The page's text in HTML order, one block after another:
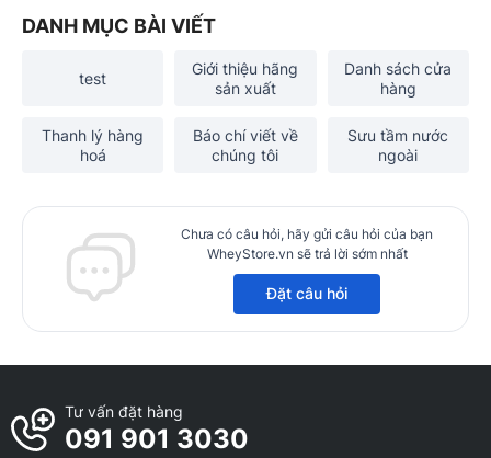
DANH MỤC BÀI VIẾT
test
Giới thiệu hãng
sản xuất
Danh sách cửa
hàng
Thanh lý hàng
hoá
Báo chí viết về
chúng tôi
Sưu tầm nước
ngoài
Chưa có câu hỏi, hãy gửi câu hỏi của bạn
WheyStore.vn sẽ trả lời sớm nhất
Đặt câu hỏi
Tư vấn đặt hàng
091 901 3030